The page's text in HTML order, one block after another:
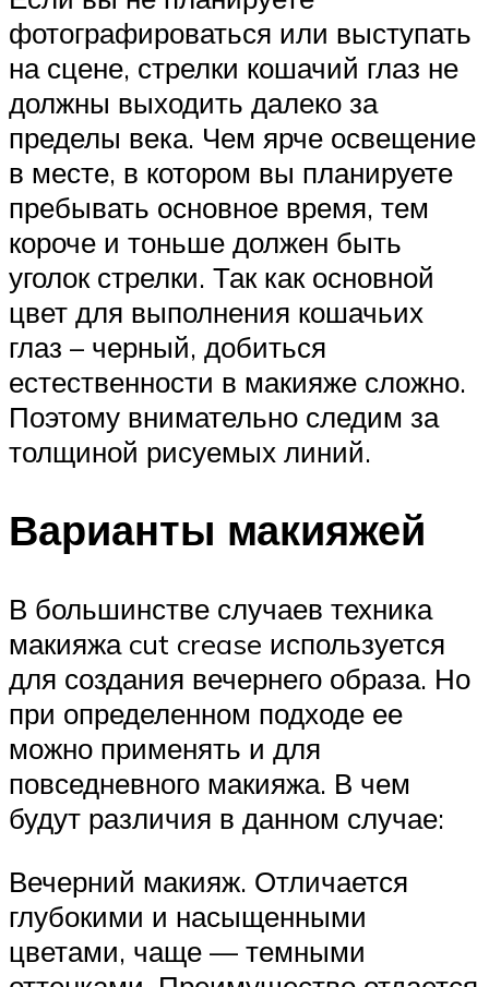
фотографироваться или выступать
на сцене, стрелки кошачий глаз не
должны выходить далеко за
пределы века. Чем ярче освещение
в месте, в котором вы планируете
пребывать основное время, тем
короче и тоньше должен быть
уголок стрелки. Так как основной
цвет для выполнения кошачьих
глаз – черный, добиться
естественности в макияже сложно.
Поэтому внимательно следим за
толщиной рисуемых линий.
Варианты макияжей
В большинстве случаев техника
макияжа cut crease используется
для создания вечернего образа. Но
при определенном подходе ее
можно применять и для
повседневного макияжа. В чем
будут различия в данном случае:
Вечерний макияж. Отличается
глубокими и насыщенными
цветами, чаще — темными